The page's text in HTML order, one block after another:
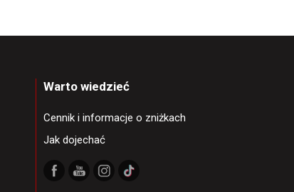
Warto wiedzieć
Cennik i informacje o zniżkach
Jak dojechać